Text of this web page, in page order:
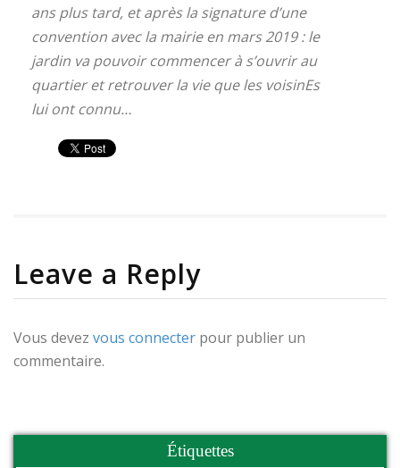
ans plus tard, et après la signature d’une
convention avec la mairie en mars 2019 : le
jardin va pouvoir commencer à s’ouvrir au
quartier et retrouver la vie que les voisinEs
lui ont connu…
Leave a Reply
Vous devez vous connecter pour publier un
commentaire.
Étiquettes